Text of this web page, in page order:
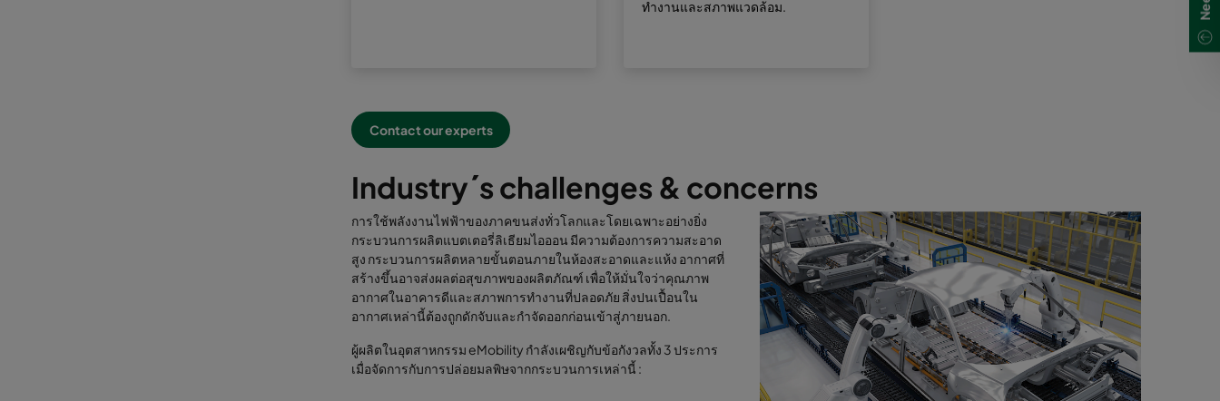
ทำงานและสภาพแวดล้อม.
Contact our experts
Industry´s challenges & concerns
การใช้พลังงานไฟฟ้าของภาคขนส่งทั่วโลกและโดยเฉพาะอย่างยิ่ง
กระบวนการผลิตแบตเตอรี่ลิเธียมไอออน มีความต้องการความสะอาด
สูง กระบวนการผลิตหลายขั้นตอนภายในห้องสะอาดและแห้ง อากาศที่
สร้างขึ้นอาจส่งผลต่อสุขภาพของผลิตภัณฑ์ เพื่อให้มั่นใจว่าคุณภาพ
อากาศในอาคารดีและสภาพการทำงานที่ปลอดภัย สิ่งปนเปื้อนใน
อากาศเหล่านี้ต้องถูกดักจับและกำจัดออกก่อนเข้าสู่ภายนอก.
ผู้ผลิตในอุตสาหกรรม eMobility กำลังเผชิญกับข้อกังวลทั้ง 3 ประการ
เมื่อจัดการกับการปล่อยมลพิษจากกระบวนการเหล่านี้ :